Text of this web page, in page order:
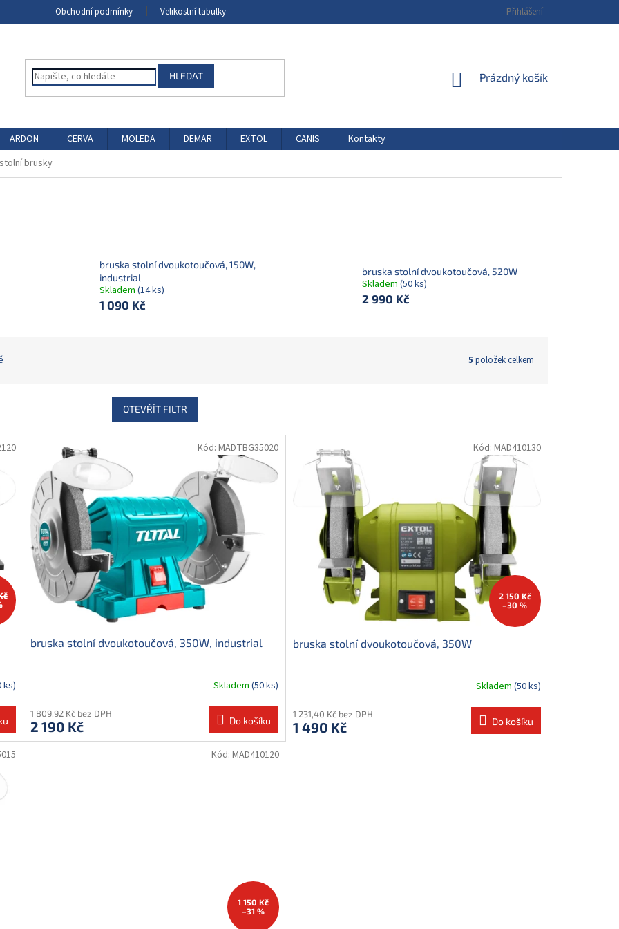
Obchodní podmínky Velikostní tabulky Přihlášení
HLEDAT
NÁKUPNÍ
Prázdný košík
ARDON CERVA MOLEDA DEMAR EXTOL CANIS
Kontakty
stolní brusky
bruska stolní dvoukotoučová, 150W,
industrial
Skladem(14 ks)
1 090 Kč
bruska stolní dvoukotoučová, 520W
Skladem (50 ks)
2 990 Kč
5 položek celkem
OTEVŘÍT FILTR
ks)
bruska stolní dvoukotoučová, 350W, industrial
Skladem (50 ks)
1 809,92 Kč bez DPH
2 190 Kč Do košíku
Kód: MADTBG35020
2 150 Kč
–30 %
bruska stolní dvoukotoučová, 350W
Skladem (50 ks)
1 231,40 Kč bez DPH
1 490 Kč Do košíku
Kód: MAD410130
1 150 Kč
–31 %
Kód: MAD410120